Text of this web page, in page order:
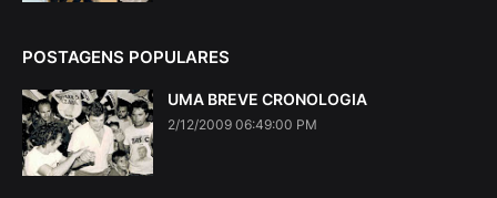
POSTAGENS POPULARES
UMA BREVE CRONOLOGIA
2/12/2009 06:49:00 PM